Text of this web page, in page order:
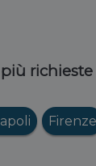
richieste
Firenze